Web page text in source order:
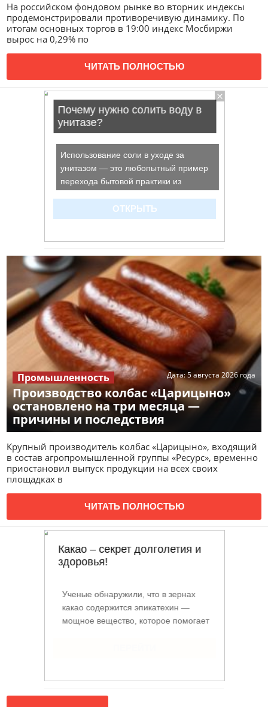
На российском фондовом рынке во вторник индексы
продемонстрировали противоречивую динамику. По
итогам основных торгов в 19:00 индекс Мосбиржи
вырос на 0,29% по
ЧИТАТЬ ПОЛНОСТЬЮ
Производство колбас «Царицыно»
остановлено на три месяца —
причины и последствия
Дата:5 августа 2026 года
Промышленность
Крупный производитель колбас «Царицыно», входящий
в состав агропромышленной группы «Ресурс», временно
приостановил выпуск продукции на всех своих
площадках в
ЧИТАТЬ ПОЛНОСТЬЮ